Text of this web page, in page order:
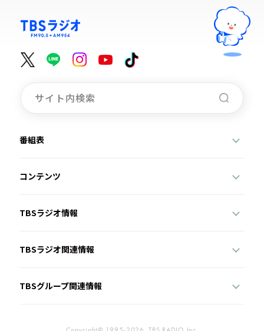
番組表
コンテンツ
TBSラジオ情報
TBSラジオ関連情報
TBSグループ関連情報